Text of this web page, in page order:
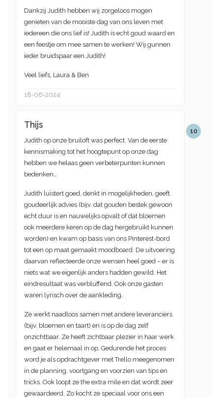
Dankzij Judith hebben wij zorgeloos mogen
genieten van de mooiste dag van ons leven met
iedereen die ons lief is! Judith is echt goud waard en
een feestje om mee samen te werken! Wij gunnen
ieder bruidspaar een Judith!
Veel liefs, Laura & Ben
18-06-2024
10
Thijs
Judith op onze bruiloft was perfect. Van de eerste
kennismaking tot het hoogtepunt op onze dag
hebben we helaas geen verbeterpunten kunnen
bedenken…
Judith luistert goed, denkt in mogelijkheden, geeft
goudeerlijk advies (bijv. dat gouden bestek gewoon
echt duur is en nauwelijks opvalt of dat bloemen
ook meerdere keren op de dag hergebruikt kunnen
worden) en kwam op basis van ons Pinterest-bord
tot een op maat gemaakt moodboard. De uitvoering
daarvan reflecteerde onze wensen heel goed – er is
niets wat we eigenlijk anders hadden gewild. Het
eindresultaat was verbluffend. Ook onze gasten
waren lyrisch over de aankleding.
Ze werkt naadloos samen met andere leveranciers
(bijv. bloemen en taart) en is op de dag zelf
onzichtbaar. Ze heeft zichtbaar plezier in haar werk
en gaat er helemaal in op. Gedurende het proces
word je als opdrachtgever met Trello meegenomen
in de planning, voortgang en voorzien van tips en
tricks. Ook loopt ze the extra mile en dat wordt zeer
gewaardeerd. Zo kocht ze speciaal voor ons een